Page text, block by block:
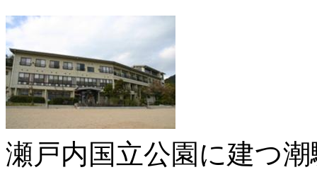
瀬戸内国立公園に建つ